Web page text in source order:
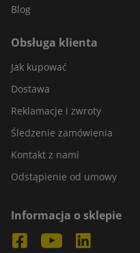
Blog
Obsługa klienta
Jak kupować
Dostawa
Reklamacje i zwroty
Śledzenie zamówienia
Kontakt z nami
Odstąpienie od umowy
Informacja o sklepie